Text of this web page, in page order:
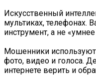
Искусственный
мультиках, телефонах.
инструмент, а не
Мошенники
фото, видео и голоса.
интернете верить и